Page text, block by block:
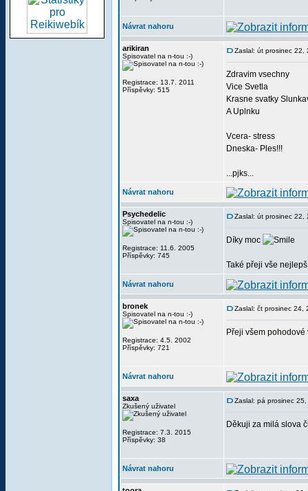
Návrat nahoru
arikiran
Spisovatel na n-tou :-)
Registrace: 13.7. 2011
Příspěvky: 515
Zaslal: út prosinec 22,
Zdravim vsechny
Vice Svetla
Krasne svatky
A Uplnku
Vcera- stress
Dneska- Ples!!!
...pjks...
Návrat nahoru
Psychedelic
Spisovatel na n-tou :-)
Registrace: 11.6. 2005
Příspěvky: 745
Zaslal: út prosinec 22,
Díky moc
Také přeji vše
Návrat nahoru
bronek
Spisovatel na n-tou :-)
Registrace: 4.5. 2002
Příspěvky: 721
Zaslal: čt prosinec 24,
Přeji všem
Návrat nahoru
saxa
Zkušený uživatel
Registrace: 7.3. 2015
Příspěvky: 38
Zaslal: pá prosinec
Děkuji za milá slova
Návrat nahoru